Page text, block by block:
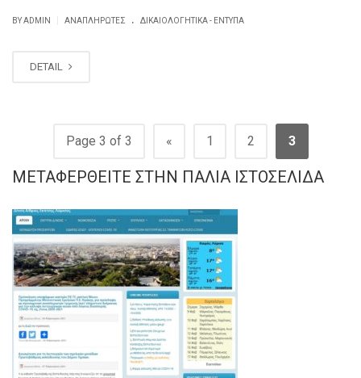
BY ADMIN ΑΝΑΠΛΗΡΩΤΈΣ . ΔΙΚΑΙΟΛΟΓΗΤΙΚΆ - ΈΝΤΥΠΑ
DETAIL
Page 3 of 3 « 1 2 3
ΜΕΤΑΦΕΡΘΕΊΤΕ ΣΤΗΝ ΠΑΛΙΆ ΙΣΤΟΣΕΛΊΔΑ